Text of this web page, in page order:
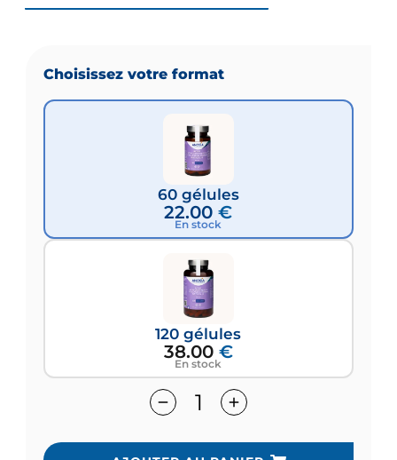
60 gélules
22.00€
En stock
120 gélules
38.00 €
En stock